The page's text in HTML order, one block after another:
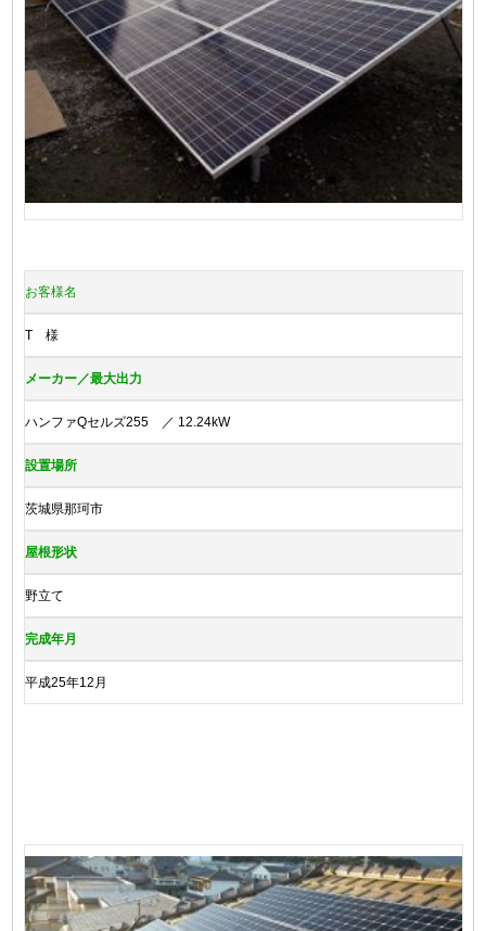
お客様名
T 様
メーカー／最大出力
ハンファQセルズ255 ／ 12.24kW
設置場所
茨城県那珂市
屋根形状
野立て
完成年月
平成25年12月